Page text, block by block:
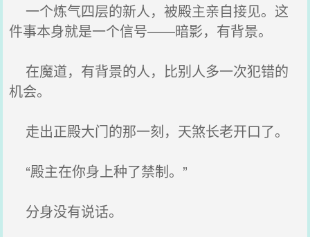
一个炼气四层的新人，被殿主亲自接见。这
件事本身就是一个信号——暗影，有背景。
在魔道，有背景的人，比别人多一次犯错的
机会。
走出正殿大门的那一刻，天煞长老开口了。
“殿主在你身上种了禁制。”
分身没有说话。